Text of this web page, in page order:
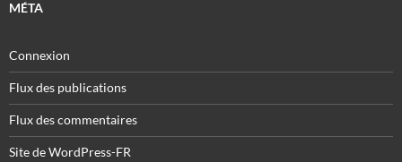
MÉTA
Connexion
Flux des publications
Flux des commentaires
Site de WordPress-FR